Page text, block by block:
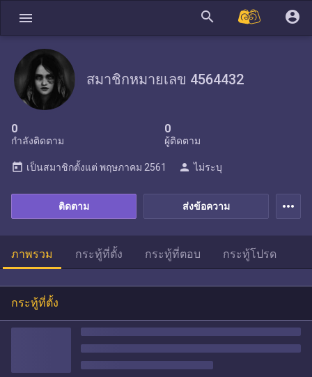
menu search account_circle
สมาชิกหมายเลข 4564432
0
กำลังติดตาม
0
ผู้ติดตาม
ส่งข้อความ
ติดตาม
today เป็นสมาชิกตั้งแต่ พฤษภาคม 2561 person ไม่ระบุ
more_horiz
ภาพรวม กระทู้ที่ตั้ง กระทู้ที่ตอบ กระทู้โปรด
กระทู้ที่ตั้ง